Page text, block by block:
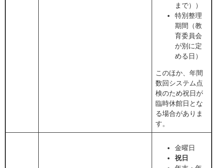
まで）​
）
特別整理
期間（教
育委員会
が別に定
める日）​
このほか、年間
数回システム点
検のため祝日が
臨時休館日とな
る場合がありま
す。
金曜日
祝日